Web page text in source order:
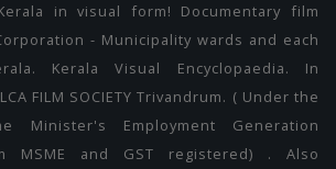
in visual form! Documentary film
- Municipality wards and each
Kerala Visual Encyclopaedia. In
FILM SOCIETY Trivandrum. ( Under the
Minister's Employment Generation
MSME and GST registered) . Also